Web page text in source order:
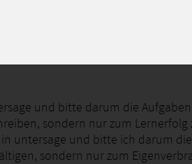
und bitte darum die
sondern nur zum Lernerfolg
untersage und bitte ich darum
sondern nur zum